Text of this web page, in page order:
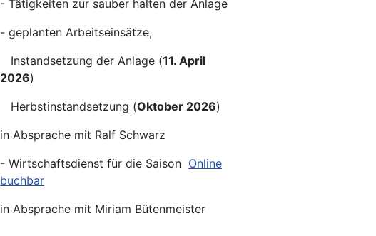
- Tätigkeiten zur sauber halten der Anlage
- geplanten Arbeitseinsätze,
Instandsetzung der Anlage (11. April
2026)
Herbstinstandsetzung (Oktober 2026)
in Absprache mit Ralf Schwarz
- Wirtschaftsdienst für die Saison Online
buchbar
in Absprache mit Miriam Bütenmeister